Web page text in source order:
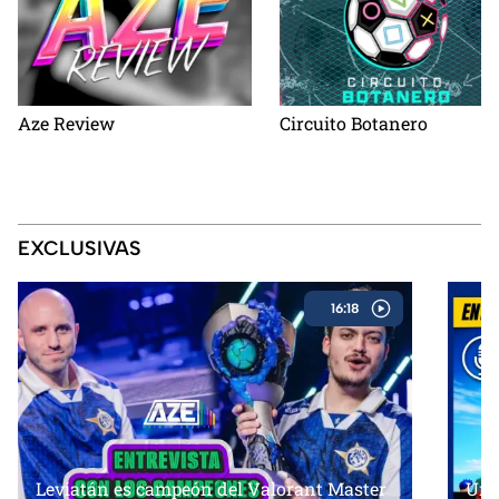
Aze Review Circuito Botanero
EXCLUSIVAS
16:18
Leviatán es campeón del Valorant Master
Un